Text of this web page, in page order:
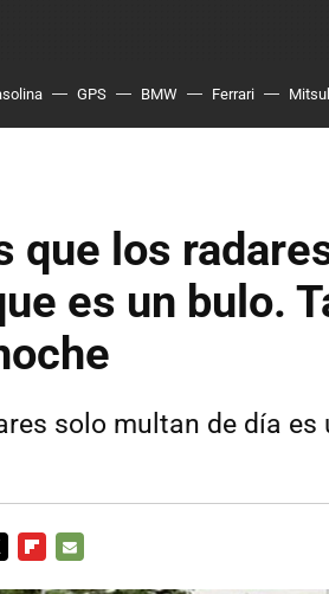
GPS BMW Ferrari
que los
es un bulo.
solo multan de día